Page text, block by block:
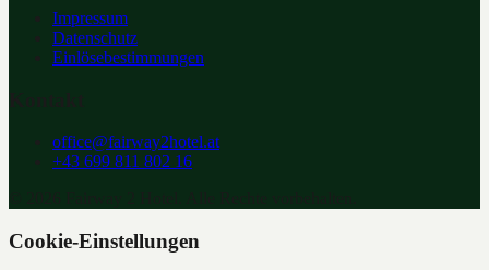
Impressum
Datenschutz
Einlösebestimmungen
office@fairway2hotel.at
+43 699 811 802 16
Cookie-Einstellungen